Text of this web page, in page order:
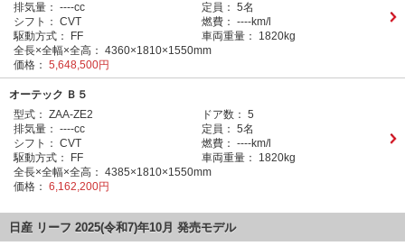
排気量： ----cc 定員： 5名
シフト： CVT 燃費： ----km/l
駆動方式：
FF 車両重量：
1820kg
全長×全幅×全高： 4360×1810×1550mm
価格： 5,648,500円
オーテック Ｂ５
型式： ZAA-ZE2 ドア数： 5
排気量： ----cc 定員： 5名
シフト： CVT 燃費： ----km/l
駆動方式：
FF 車両重量：
1820kg
全長×全幅×全高： 4385×1810×1550mm
価格： 6,162,200円
日産 リーフ 2025(令和7)年10月 発売モデル